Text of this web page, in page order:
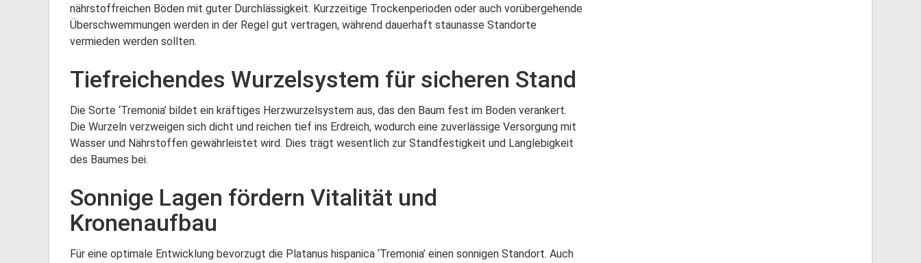
nährstoffreichen Böden mit guter Durchlässigkeit. Kurzzeitige Trockenperioden oder auch vorübergehende
Überschwemmungen werden in der Regel gut vertragen, während dauerhaft staunasse Standorte
vermieden werden sollten.
Tiefreichendes Wurzelsystem für sicheren Stand
Die Sorte ‘Tremonia’ bildet ein kräftiges Herzwurzelsystem aus, das den Baum fest im Boden verankert.
Die Wurzeln verzweigen sich dicht und reichen tief ins Erdreich, wodurch eine zuverlässige Versorgung mit
Wasser und Nährstoffen gewährleistet wird. Dies trägt wesentlich zur Standfestigkeit und Langlebigkeit
des Baumes bei.
Sonnige Lagen fördern Vitalität und
Kronenaufbau
Für eine optimale Entwicklung bevorzugt die Platanus hispanica ‘Tremonia’ einen sonnigen Standort. Auch